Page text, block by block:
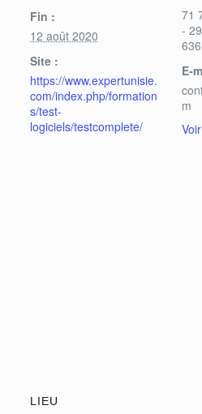
Fin :
12 août 2020
Site :
https://www.expertunisie.
com/index.php/formation
s/test-
logiciels/testcomplete/
71
-
636
E-
m
LIEU